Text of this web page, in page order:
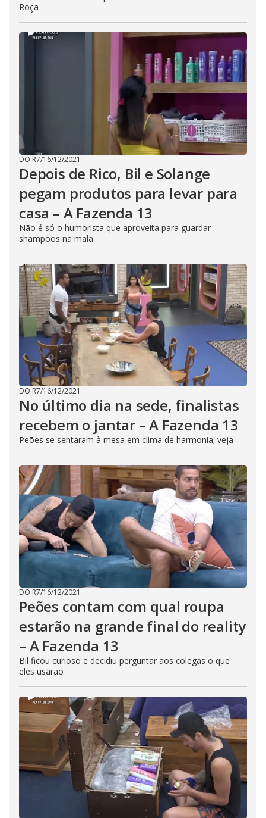
Roça
DO R7/16/12/2021
Depois de Rico, Bil e Solange
pegam produtos para levar para
casa – A Fazenda 13
Não é só o humorista que aproveita para guardar
shampoos na mala
DO R7/16/12/2021
No último dia na sede, finalistas
recebem o jantar – A Fazenda 13
Peões se sentaram à mesa em clima de harmonia; veja
DO R7/16/12/2021
Peões contam com qual roupa
estarão na grande final do reality
– A Fazenda 13
Bil ficou curioso e decidiu perguntar aos colegas o que
eles usarão